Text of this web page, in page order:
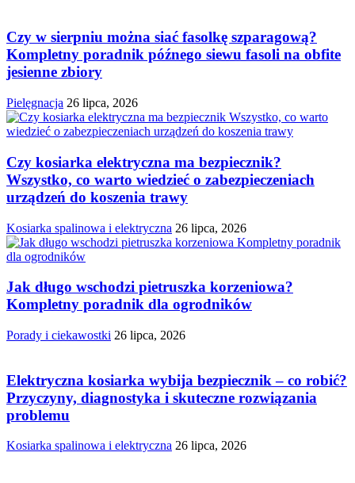
Czy w sierpniu można siać fasolkę szparagową?
Kompletny poradnik późnego siewu fasoli na obfite
jesienne zbiory
Pielęgnacja 26 lipca, 2026
Czy kosiarka elektryczna ma bezpiecznik?
Wszystko, co warto wiedzieć o zabezpieczeniach
urządzeń do koszenia trawy
Kosiarka spalinowa i elektryczna 26 lipca, 2026
Jak długo wschodzi pietruszka korzeniowa?
Kompletny poradnik dla ogrodników
Porady i ciekawostki 26 lipca, 2026
Elektryczna kosiarka wybija bezpiecznik – co robić?
Przyczyny, diagnostyka i skuteczne rozwiązania
problemu
Kosiarka spalinowa i elektryczna 26 lipca, 2026